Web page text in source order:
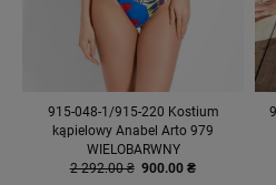
915-048-1/915-220 Kostium
kąpielowy Anabel Arto 979
WIELOBARWNY
2 292.00 ₴ 900.00 ₴